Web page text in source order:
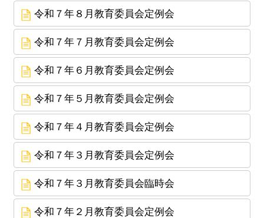
令和７年８月教育委員会定例会
令和７年７月教育委員会定例会
令和７年６月教育委員会定例会
令和７年５月教育委員会定例会
令和７年４月教育委員会定例会
令和７年３月教育委員会定例会
令和７年３月教育委員会臨時会
令和７年２月教育委員会定例会